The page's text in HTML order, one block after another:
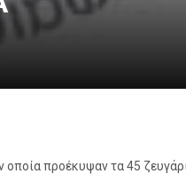
προέκυψαν τα 45